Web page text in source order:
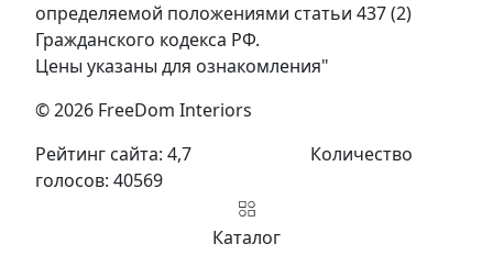
определяемой положениями статьи 437 (2)
Гражданского кодекса РФ.
Цены указаны для ознакомления"
© 2026 FreeDom Interiors
Рейтинг сайта: 4,7
Количество
голосов: 40569
Каталог